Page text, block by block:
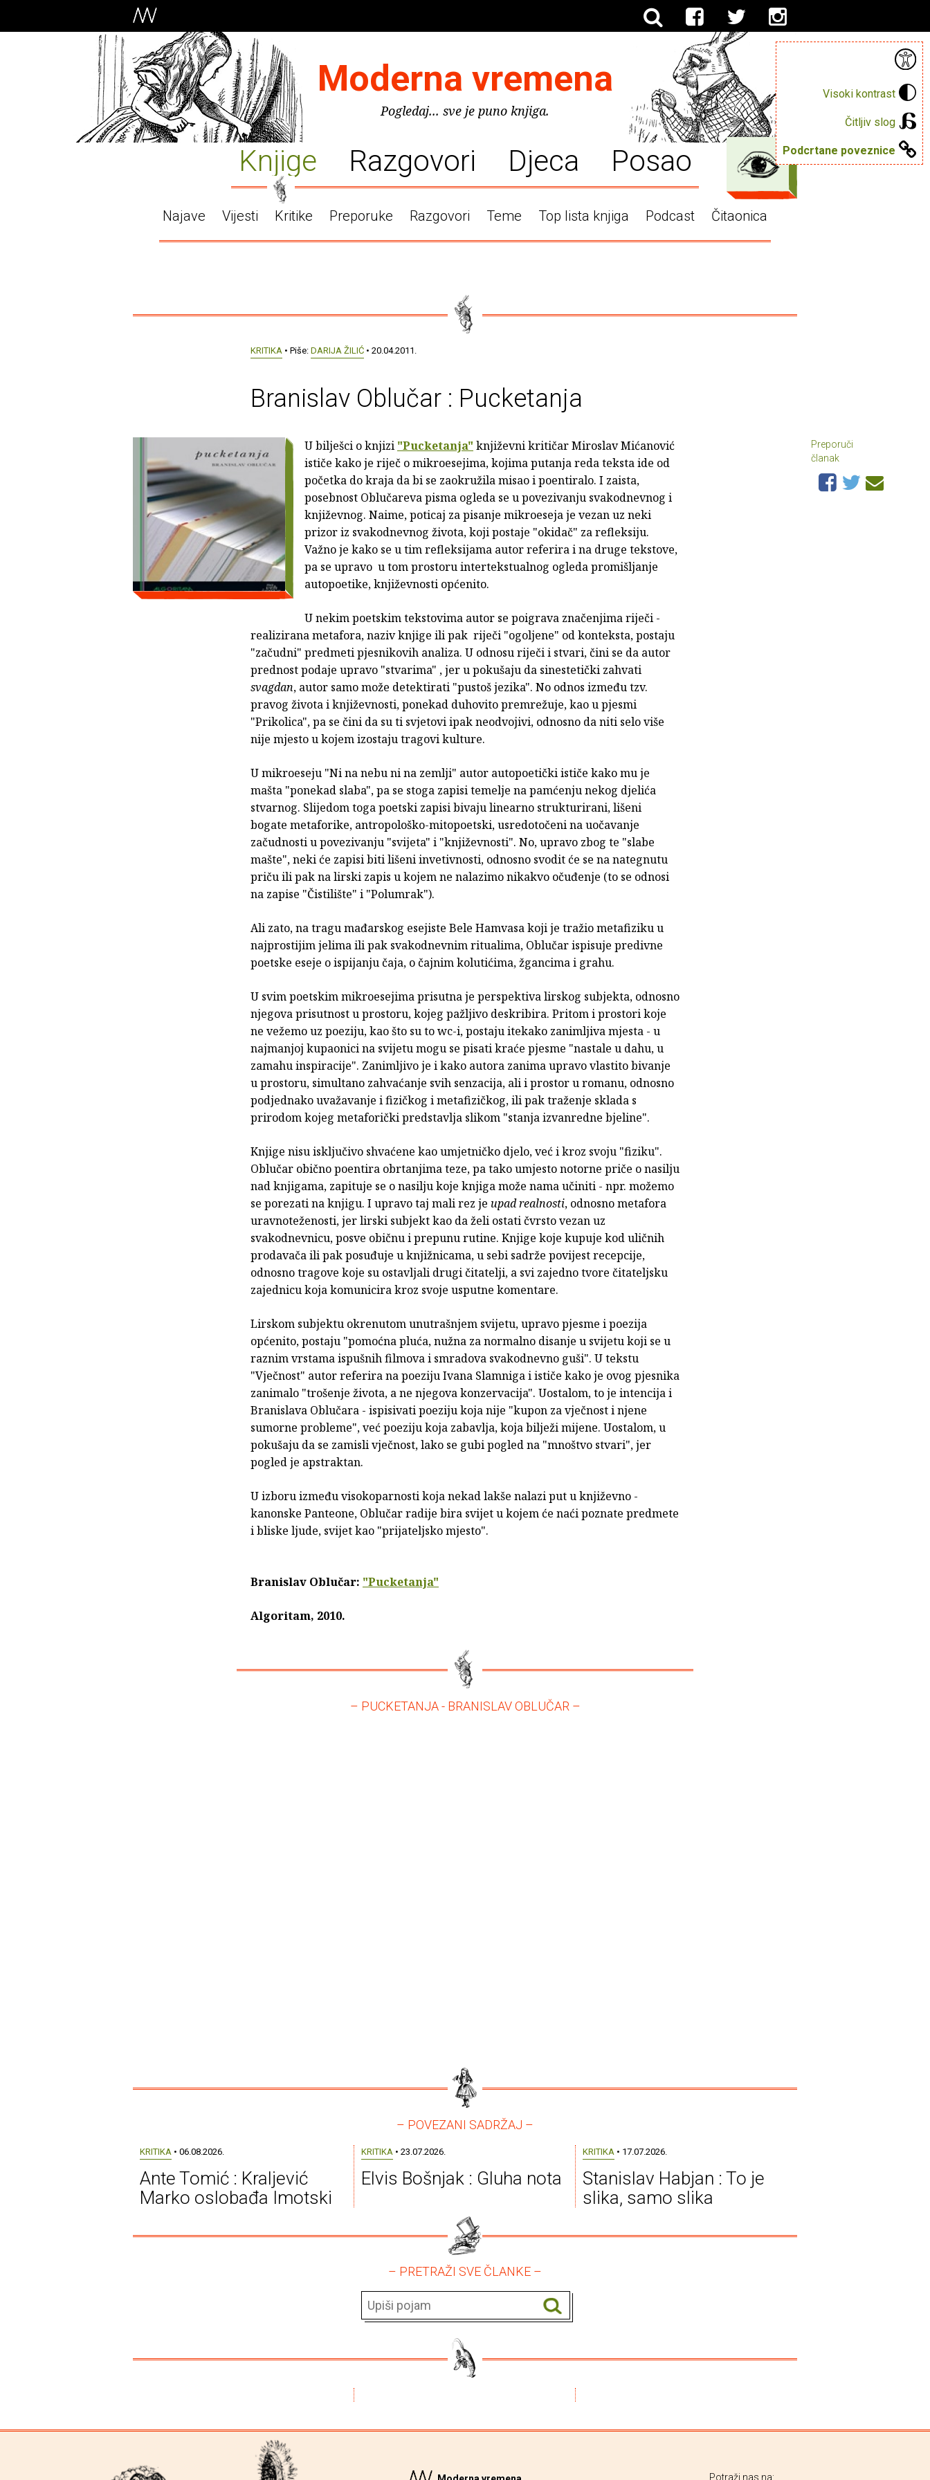
Visoki kontrast
Čitljiv slog
Podcrtane poveznice
Moderna vremena
Pogledaj... sve je puno knjiga.
Knjige Razgovori Djeca Posao
Najave Vijesti Kritike Preporuke Razgovori Teme Top lista knjiga Podcast Čitaonica
KRITIKA • Piše: DARIJA ŽILIĆ • 20.04.2011.
Branislav Oblučar : Pucketanja
U bilješci o knjizi "Pucketanja" književni kritičar Miroslav Mićanović
ističe kako je riječ o mikroesejima, kojima putanja reda teksta ide od
početka do kraja da bi se zaokružila misao i poentiralo. I zaista,
posebnost Oblučareva pisma ogleda se u povezivanju svakodnevnog i
književnog. Naime, poticaj za pisanje mikroeseja je vezan uz neki
prizor iz svakodnevnog života, koji postaje "okidač" za refleksiju.
Važno je kako se u tim refleksijama autor referira i na druge tekstove,
pa se upravo u tom prostoru intertekstualnog ogleda promišljanje
autopoetike, književnosti općenito.
U nekim poetskim tekstovima autor se poigrava značenjima riječi -
realizirana metafora, naziv knjige ili pak riječi "ogoljene" od konteksta, postaju
"začudni" predmeti pjesnikovih analiza. U odnosu riječi i stvari, čini se da autor
prednost podaje upravo "stvarima" , jer u pokušaju da sinestetički zahvati
svagdan, autor samo može detektirati "pustoš jezika". No odnos između tzv.
pravog života i književnosti, ponekad duhovito premrežuje, kao u pjesmi
"Prikolica", pa se čini da su ti svjetovi ipak neodvojivi, odnosno da niti selo više
nije mjesto u kojem izostaju tragovi kulture.
U mikroeseju "Ni na nebu ni na zemlji" autor autopoetički ističe kako mu je
mašta "ponekad slaba", pa se stoga zapisi temelje na pamćenju nekog djelića
stvarnog. Slijedom toga poetski zapisi bivaju linearno strukturirani, lišeni
bogate metaforike, antropološko-mitopoetski, usredotočeni na uočavanje
začudnosti u povezivanju "svijeta" i "književnosti". No, upravo zbog te "slabe
mašte", neki će zapisi biti lišeni invetivnosti, odnosno svodit će se na nategnutu
priču ili pak na lirski zapis u kojem ne nalazimo nikakvo očuđenje (to se odnosi
na zapise "Čistilište" i "Polumrak").
Ali zato, na tragu mađarskog esejiste Bele Hamvasa koji je tražio metafiziku u
najprostijim jelima ili pak svakodnevnim ritualima, Oblučar ispisuje predivne
poetske eseje o ispijanju čaja, o čajnim kolutićima, žgancima i grahu.
U svim poetskim mikroesejima prisutna je perspektiva lirskog subjekta, odnosno
njegova prisutnost u prostoru, kojeg pažljivo deskribira. Pritom i prostori koje
ne vežemo uz poeziju, kao što su to wc-i, postaju itekako zanimljiva mjesta - u
najmanjoj kupaonici na svijetu mogu se pisati kraće pjesme "nastale u dahu, u
zamahu inspiracije". Zanimljivo je i kako autora zanima upravo vlastito bivanje
u prostoru, simultano zahvaćanje svih senzacija, ali i prostor u romanu, odnosno
podjednako uvažavanje i fizičkog i metafizičkog, ili pak traženje sklada s
prirodom kojeg metaforički predstavlja slikom "stanja izvanredne bjeline".
Knjige nisu isključivo shvaćene kao umjetničko djelo, već i kroz svoju "fiziku".
Oblučar obično poentira obrtanjima teze, pa tako umjesto notorne priče o nasilju
nad knjigama, zapituje se o nasilju koje knjiga može nama učiniti - npr. možemo
se porezati na knjigu. I upravo taj mali rez je upad realnosti, odnosno metafora
uravnoteženosti, jer lirski subjekt kao da želi ostati čvrsto vezan uz
svakodnevnicu, posve običnu i prepunu rutine. Knjige koje kupuje kod uličnih
prodavača ili pak posuđuje u knjižnicama, u sebi sadrže povijest recepcije,
odnosno tragove koje su ostavljali drugi čitatelji, a svi zajedno tvore čitateljsku
zajednicu koja komunicira kroz svoje usputne komentare.
Lirskom subjektu okrenutom unutrašnjem svijetu, upravo pjesme i poezija
općenito, postaju "pomoćna pluća, nužna za normalno disanje u svijetu koji se u
raznim vrstama ispušnih filmova i smradova svakodnevno guši". U tekstu
"Vječnost" autor referira na poeziju Ivana Slamniga i ističe kako je ovog pjesnika
zanimalo "trošenje života, a ne njegova konzervacija". Uostalom, to je intencija i
Branislava Oblučara - ispisivati poeziju koja nije "kupon za vječnost i njene
sumorne probleme", već poeziju koja zabavlja, koja bilježi mijene. Uostalom, u
pokušaju da se zamisli vječnost, lako se gubi pogled na "mnoštvo stvari", jer
pogled je apstraktan.
U izboru između visokoparnosti koja nekad lakše nalazi put u književno -
kanonske Panteone, Oblučar radije bira svijet u kojem će naći poznate predmete
i bliske ljude, svijet kao "prijateljsko mjesto".
Branislav Oblučar: "Pucketanja"
Algoritam, 2010.
– PUCKETANJA - BRANISLAV OBLUČAR –
Preporuči
članak
– POVEZANI SADRŽAJ –
KRITIKA• 06.08.2026.
Ante Tomić : Kraljević
Marko oslobađa Imotski
KRITIKA• 23.07.2026.
Elvis Bošnjak : Gluha nota
KRITIKA• 17.07.2026.
Stanislav Habjan : To je
slika, samo slika
– PRETRAŽI SVE ČLANKE –
Potraži nas na: